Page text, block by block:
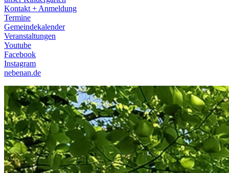
Kontakt + Anmeldung
Termine
Gemeindekalender
Veranstaltungen
Youtube
Facebook
Instagram
nebenan.de